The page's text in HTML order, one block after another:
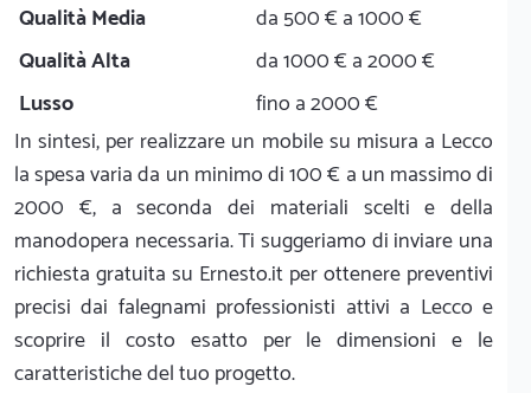
Qualità Media
da 500 € a 1000 €
Qualità Alta
da 1000 € a 2000 €
Lusso
fino a 2000 €
In sintesi, per realizzare un mobile su misura a Lecco
la spesa varia da un minimo di 100 € a un massimo di
2000 €, a seconda dei materiali scelti e della
manodopera necessaria. Ti suggeriamo di inviare una
richiesta gratuita su Ernesto.it per ottenere preventivi
precisi dai falegnami professionisti attivi a Lecco e
scoprire il costo esatto per le dimensioni e le
caratteristiche del tuo progetto.